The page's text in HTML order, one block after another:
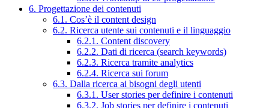
6. Progettazione dei contenuti
6.1. Cos’è il content design
6.2. Ricerca utente sui contenuti e il linguaggio
6.2.1. Content discovery
6.2.2. Dati di ricerca (search keywords)
6.2.3. Ricerca tramite analytics
6.2.4. Ricerca sui forum
6.3. Dalla ricerca ai bisogni degli utenti
6.3.1. User stories per definire i contenuti
6.3.2. Job stories per definire i contenuti